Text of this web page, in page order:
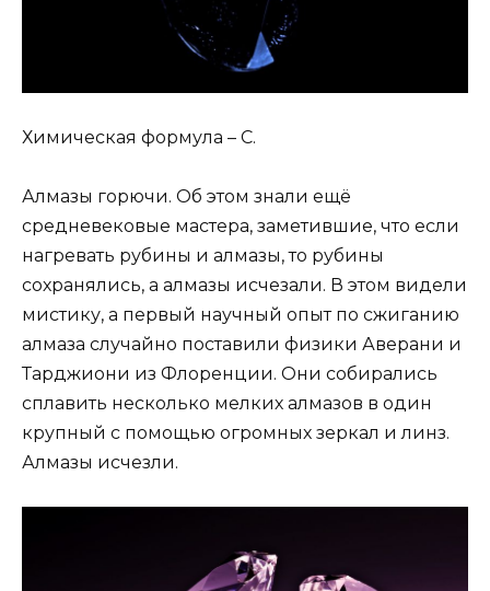
Химическая формула – С.
Алмазы горючи. Об этом знали ещё
средневековые мастера, заметившие, что если
нагревать рубины и алмазы, то рубины
сохранялись, а алмазы исчезали. В этом видели
мистику, а первый научный опыт по сжиганию
алмаза случайно поставили физики Аверани и
Тарджиони из Флоренции. Они собирались
сплавить несколько мелких алмазов в один
крупный с помощью огромных зеркал и линз.
Алмазы исчезли.